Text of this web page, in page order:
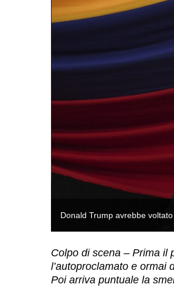
Donald Trump avrebbe
Colpo di scena – Prima il
l’autoproclamato e ormai
Poi arriva puntuale la